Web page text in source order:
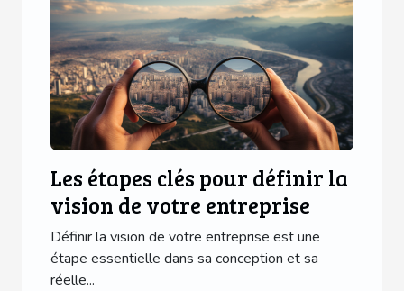
Les étapes clés pour définir la
vision de votre entreprise
Définir la vision de votre entreprise est une
étape essentielle dans sa conception et sa
réelle...